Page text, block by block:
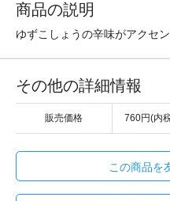
商品の説明
ゆずこしょうの辛味がアクセ
その他の詳細情報
販売価格 760円(内
この商品を